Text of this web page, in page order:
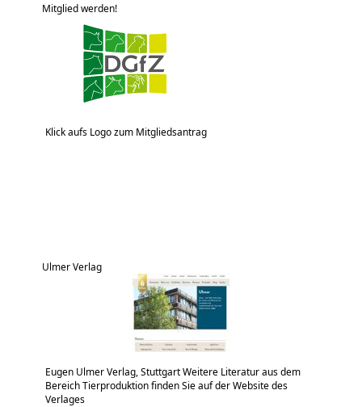
Mitglied werden!
Klick aufs Logo zum Mitgliedsantrag
Ulmer Verlag
Eugen Ulmer Verlag, Stuttgart Weitere Literatur aus dem
Bereich Tierproduktion finden Sie auf der Website des
Verlages